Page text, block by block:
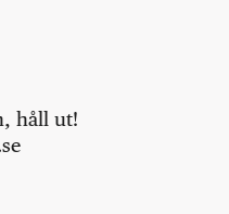
håll ut!